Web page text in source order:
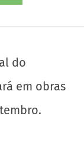
do
em obras